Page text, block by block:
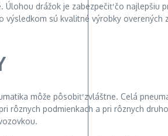
drážok je zabezpečiť čo
výsledkom sú kvalitné výrobky overených
môže pôsobiť zvláštne. Celá
rôznych podmienkach a pri rôznych